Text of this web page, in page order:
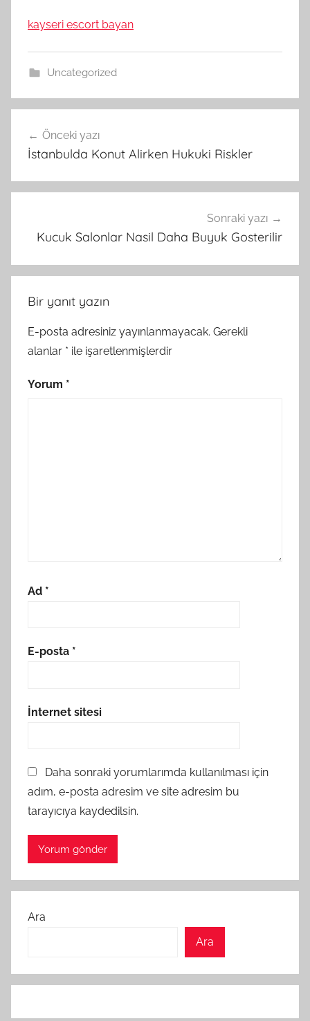
kayseri escort bayan
Uncategorized
gezinmesi
Önceki yazı
İstanbulda Konut Alirken Hukuki Riskler
Sonraki yazı
Kucuk Salonlar Nasil Daha Buyuk Gosterilir
Bir yanıt yazın
E-posta adresiniz yayınlanmayacak. Gerekli
alanlar * ile işaretlenmişlerdir
Yorum *
Ad *
E-posta *
İnternet sitesi
Daha sonraki yorumlarımda kullanılması için
adım, e-posta adresim ve site adresim bu
tarayıcıya kaydedilsin.
Ara
Ara